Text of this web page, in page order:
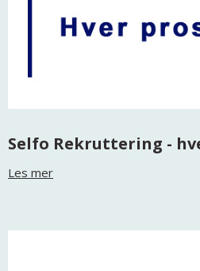
Selfo Rekruttering -
Les mer